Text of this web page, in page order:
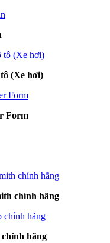
(Xe hơi)
Form
chính hãng
hãng